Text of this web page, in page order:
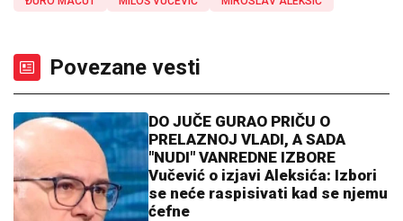
Povezane vesti
DO JUČE GURAO PRIČU O
PRELAZNOJ VLADI, A SADA
"NUDI" VANREDNE IZBORE
Vučević o izjavi Aleksića: Izbori
se neće raspisivati kad se njemu
ćefne